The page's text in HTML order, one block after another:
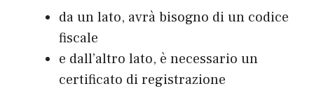
da un lato, avrà bisogno di un codice
fiscale
e dall’altro lato, è necessario un
certificato di registrazione